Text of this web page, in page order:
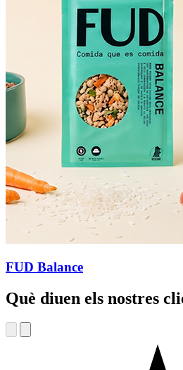
FUD Balance
Què diuen els nostres